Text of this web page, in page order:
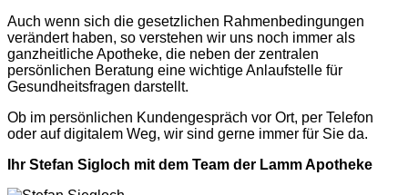
Auch wenn sich die gesetzlichen Rahmenbedingungen
verändert haben, so verstehen wir uns noch immer als
ganzheitliche Apotheke, die neben der zentralen
persönlichen Beratung eine wichtige Anlaufstelle für
Gesundheitsfragen darstellt.
Ob im persönlichen Kundengespräch vor Ort, per Telefon
oder auf digitalem Weg, wir sind gerne immer für Sie da.
Ihr Stefan Sigloch mit dem Team der Lamm Apotheke